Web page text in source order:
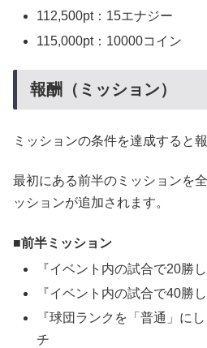
112,500pt：15エナジー
115,000pt：10000コイン
報酬（ミッション）
ミッションの条件を達成すると
最初にある前半のミッションを
ッションが追加されます。
前半ミッション
『イベント内の試合で20勝
『イベント内の試合で40勝
『球団ランクを「普通」に
チ